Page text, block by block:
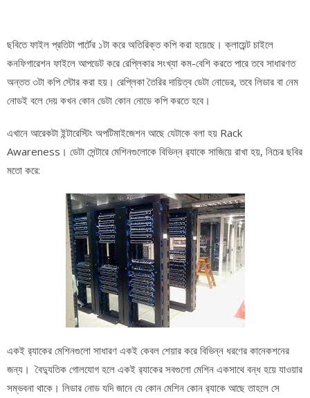
ছবিতে ফাইল প্রতিটা পার্টের ১টা করে অতিরিক্ত কপি করা হয়েছে। ক্লায়েন্ট চাইলে
কনফিগারেশন ফাইলে আপডেট করে রেপ্লিকার সংখ্যা কম-বেশি করতে পারে তবে সাধারণত
অন্তত ৩টা কপি স্টোর করা হয়। রেপ্লিকা তৈরির দায়িত্ব ডেটা নোডের, তবে লিডার বা নেম
নোডই বলে দেয় কখন কোন ডেটা কোন নোডে কপি করতে হবে।
এখানে আরেকটা ইন্টারেস্টিং অপটিমাইজেশন আছে যেটাকে বলা হয় Rack
Awareness। ডেটা সেন্টারে মেশিনগুলোকে বিভিন্ন র‌্যাকে সাজিয়ে রাখা হয়, নিচের ছবির
মতো করে:
একই র‌্যাকের মেশিনগুলো সাধারণ একই কেবল শেয়ার করে বিভিন্ন ধরণের কানেকশনের
জন্য। বৈদ্যুতিক গোলযোগ হলে একই র‌্যাকের সবগুলো মেশিন একসাথে বন্ধ হয়ে যাওয়ার
সম্ভবনা থাকে। লিডার নোড যদি জানে যে কোন মেশিন কোন র‌্যাকে আছে তাহলে সে